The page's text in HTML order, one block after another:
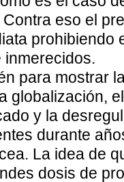
Contra eso el
prohibiendo
inmerecidos.
para mostrar
globalización,
y la
durante
La idea de
dosis de